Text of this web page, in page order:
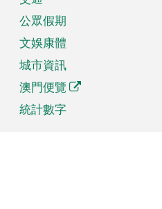
公眾假期
文娛康體
城市資訊
澳門便覽
統計數字